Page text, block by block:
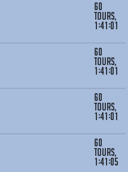
60
tours,
1:41:01
60
tours,
1:41:01
60
tours,
1:41:01
60
tours,
1:41:05